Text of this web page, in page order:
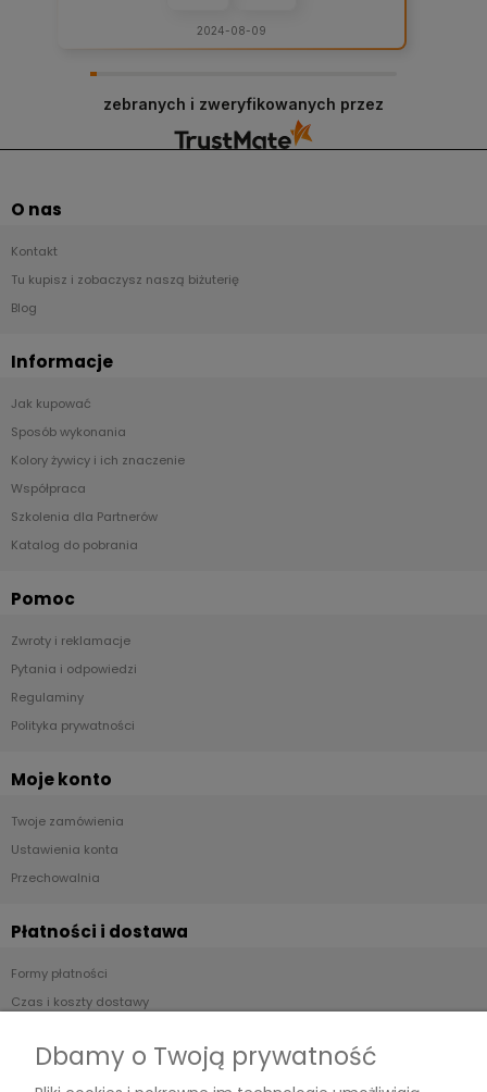
znaczeniu . I kwestia najważniejsza -
obsługa klienta . Ci ludzie mają kontakt z
gdzie często łzy nie pozwalają dokończyć
zdania . Ich życzliwość , troska , empatia
to Himalaje ludzkiej dobroci . Wokół takich
2024-08-09
zebranych i zweryfikowanych przez
O nas
Kontakt
Tu kupisz i zobaczysz naszą biżuterię
Blog
Informacje
Jak kupować
Sposób wykonania
Kolory żywicy i ich znaczenie
Współpraca
Szkolenia dla Partnerów
Katalog do pobrania
Pomoc
Zwroty i reklamacje
Pytania i odpowiedzi
Regulaminy
Polityka prywatności
Moje konto
Twoje zamówienia
Ustawienia konta
Przechowalnia
Płatności i dostawa
Formy płatności
Czas i koszty dostawy
Dbamy o Twoją prywatność